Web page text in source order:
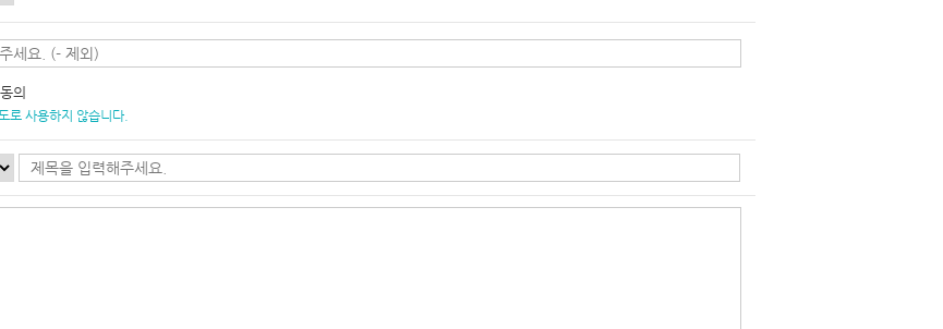
의
로 사용하지 않습니다.